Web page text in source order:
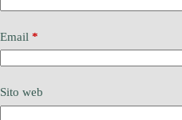
Email *
Sito web